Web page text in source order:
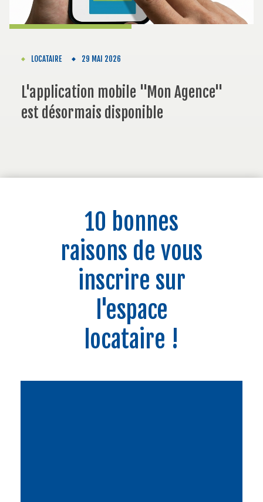
LOCATAIRE 29 MAI 2026
L'application mobile "Mon Agence"
est désormais disponible
10 bonnes
raisons de vous
inscrire sur
l'espace
locataire !